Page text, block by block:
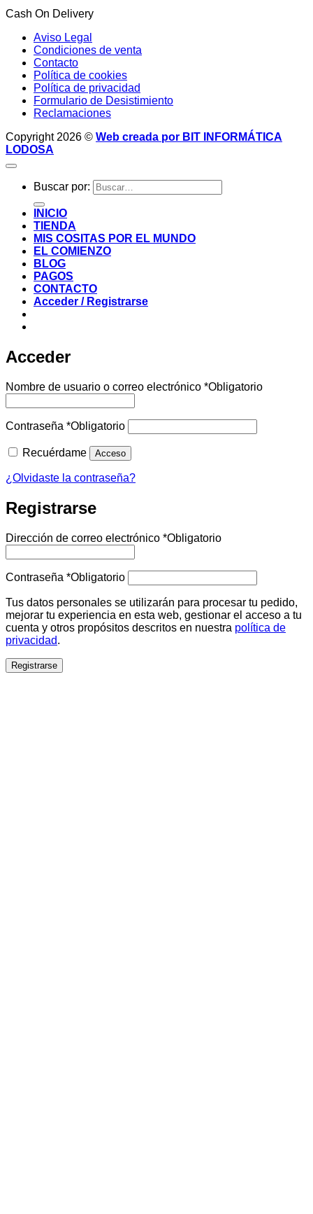
Cash On Delivery
Aviso Legal
Condiciones de venta
Contacto
Política de cookies
Política de privacidad
Formulario de Desistimiento
Reclamaciones
Copyright 2026 © Web creada por BIT INFORMÁTICA
LODOSA
Buscar por:
INICIO
TIENDA
MIS COSITAS POR EL MUNDO
EL COMIENZO
BLOG
PAGOS
CONTACTO
Acceder / Registrarse
Acceder
Nombre de usuario o correo electrónico *Obligatorio
Contraseña *Obligatorio
Recuérdame Acceso
¿Olvidaste la contraseña?
Registrarse
Dirección de correo electrónico *Obligatorio
Contraseña *Obligatorio
Tus datos personales se utilizarán para procesar tu pedido,
mejorar tu experiencia en esta web, gestionar el acceso a tu
cuenta y otros propósitos descritos en nuestra política de
privacidad.
Registrarse